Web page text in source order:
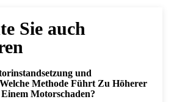
Sie auch
und
Methode Führt Zu Höherer
Motorschaden?